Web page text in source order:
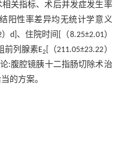
关指标、术后并发症发生率
阳性率差异均无统计学意义
d]、住院时间[（8.25±2.01）
前列腺素E2
[（211.05±23.22）
论:腹腔镜胰十二指肠切除术治
的方案。